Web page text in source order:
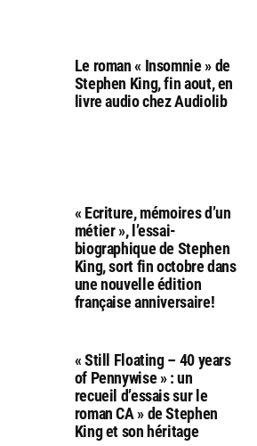
Le roman « Insomnie » de
Stephen King, fin aout, en
livre audio chez Audiolib
« Ecriture, mémoires d’un
métier », l’essai-
biographique de Stephen
King, sort fin octobre dans
une nouvelle édition
française anniversaire!
« Still Floating – 40 years
of Pennywise » : un
recueil d’essais sur le
roman CA » de Stephen
King et son héritage